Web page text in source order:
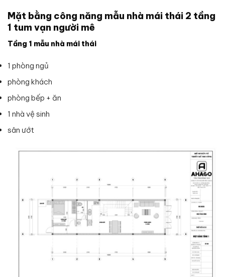
Mặt bằng công năng mẫu nhà mái thái 2 tầng
1 tum vạn người mê
Tầng 1 mẫu nhà mái thái
1 phòng ngủ
phòng khách
phòng bếp + ăn
1 nhà vệ sinh
sân ướt